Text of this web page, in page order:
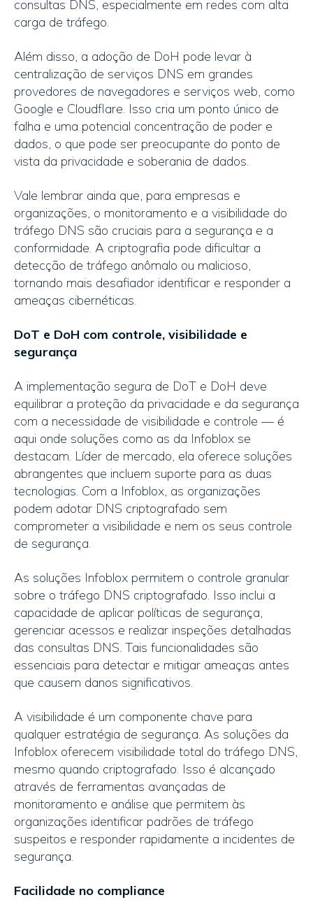
consultas DNS, especialmente em redes com alta
carga de tráfego.
Além disso, a adoção de DoH pode levar à
centralização de serviços DNS em grandes
provedores de navegadores e serviços web, como
Google e Cloudflare. Isso cria um ponto único de
falha e uma potencial concentração de poder e
dados, o que pode ser preocupante do ponto de
vista da privacidade e soberania de dados.
Vale lembrar ainda que, para empresas e
organizações, o monitoramento e a visibilidade do
tráfego DNS são cruciais para a segurança e a
conformidade. A criptografia pode dificultar a
detecção de tráfego anômalo ou malicioso,
tornando mais desafiador identificar e responder a
ameaças cibernéticas.
DoT e DoH com controle, visibilidade e
segurança
A implementação segura de DoT e DoH deve
equilibrar a proteção da privacidade e da segurança
com a necessidade de visibilidade e controle — é
aqui onde soluções como as da Infoblox se
destacam. Líder de mercado, ela oferece soluções
abrangentes que incluem suporte para as duas
tecnologias. Com a Infoblox, as organizações
podem adotar DNS criptografado sem
comprometer a visibilidade e nem os seus controle
de segurança.
As soluções Infoblox permitem o controle granular
sobre o tráfego DNS criptografado. Isso inclui a
capacidade de aplicar políticas de segurança,
gerenciar acessos e realizar inspeções detalhadas
das consultas DNS. Tais funcionalidades são
essenciais para detectar e mitigar ameaças antes
que causem danos significativos.
A visibilidade é um componente chave para
qualquer estratégia de segurança. As soluções da
Infoblox oferecem visibilidade total do tráfego DNS,
mesmo quando criptografado. Isso é alcançado
através de ferramentas avançadas de
monitoramento e análise que permitem às
organizações identificar padrões de tráfego
suspeitos e responder rapidamente a incidentes de
segurança.
Facilidade no compliance